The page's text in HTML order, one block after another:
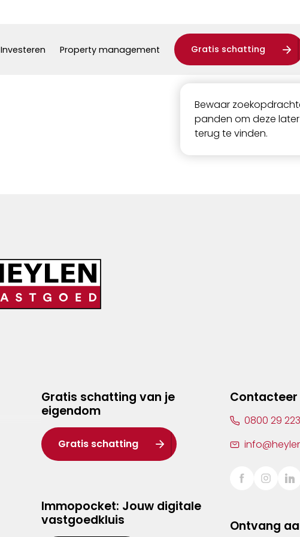
Investeren Property management Gratis schatting
Bewaar
panden om deze later
terug te vinden.
Gratis schatting van je
eigendom
Gratis schatting
Immopocket: Jouw digitale
vastgoedkluis
Contacteer
0800 29 223
Ontvang